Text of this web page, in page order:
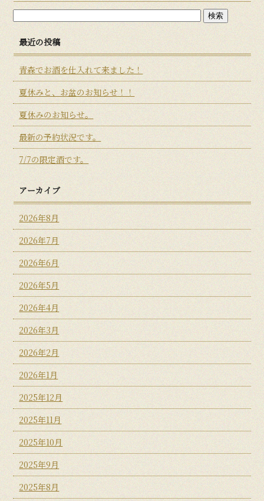
最近の投稿
青森でお酒を仕入れて来ました！
夏休みと、お盆のお知らせ！！
夏休みのお知らせ。
最新の予約状況です。
7/7の限定酒です。
アーカイブ
2026年8月
2026年7月
2026年6月
2026年5月
2026年4月
2026年3月
2026年2月
2026年1月
2025年12月
2025年11月
2025年10月
2025年9月
2025年8月